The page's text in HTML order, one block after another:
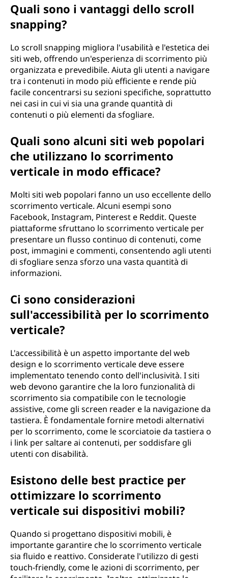
Quali sono i vantaggi dello scroll
snapping?
Lo scroll snapping migliora l'usabilità e l'estetica dei
siti web, offrendo un'esperienza di scorrimento più
organizzata e prevedibile. Aiuta gli utenti a navigare
tra i contenuti in modo più efficiente e rende più
facile concentrarsi su sezioni specifiche, soprattutto
nei casi in cui vi sia una grande quantità di
contenuti o più elementi da sfogliare.
Quali sono alcuni siti web popolari
che utilizzano lo scorrimento
verticale in modo efficace?
Molti siti web popolari fanno un uso eccellente dello
scorrimento verticale. Alcuni esempi sono
Facebook, Instagram, Pinterest e Reddit. Queste
piattaforme sfruttano lo scorrimento verticale per
presentare un flusso continuo di contenuti, come
post, immagini e commenti, consentendo agli utenti
di sfogliare senza sforzo una vasta quantità di
informazioni.
Ci sono considerazioni
sull'accessibilità per lo scorrimento
verticale?
L'accessibilità è un aspetto importante del web
design e lo scorrimento verticale deve essere
implementato tenendo conto dell'inclusività. I siti
web devono garantire che la loro funzionalità di
scorrimento sia compatibile con le tecnologie
assistive, come gli screen reader e la navigazione da
tastiera. È fondamentale fornire metodi alternativi
per lo scorrimento, come le scorciatoie da tastiera o
i link per saltare ai contenuti, per soddisfare gli
utenti con disabilità.
Esistono delle best practice per
ottimizzare lo scorrimento
verticale sui dispositivi mobili?
Quando si progettano dispositivi mobili, è
importante garantire che lo scorrimento verticale
sia fluido e reattivo. Considerate l'utilizzo di gesti
touch-friendly, come le azioni di scorrimento, per